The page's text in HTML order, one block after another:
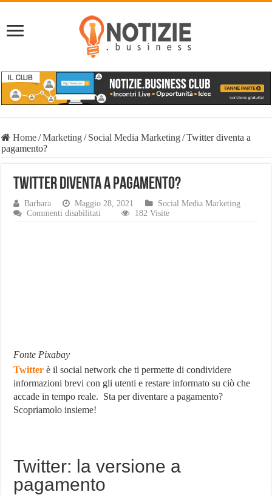
Home/Marketing/ Social Media Marketing/Twitter diventa a
pagamento?
Twitter diventa a pagamento?
Barbara Maggio 28, 2021
Social Media Marketing
Commenti disabilitati
182 Visite
Fonte Pixabay
Twitter è il social network che ti permette di condividere
informazioni brevi con gli utenti e restare informato su ciò che
accade in tempo reale. Sta per diventare a pagamento?
Scopriamolo insieme!
Twitter: la versione a
pagamento